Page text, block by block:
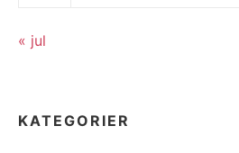
« jul
KATEGORIER